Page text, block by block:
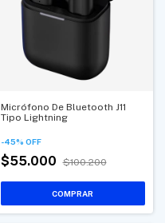
Micrófono De Bluetooth J11
Tipo Lightning
-45% OFF
$55.000 $100.200